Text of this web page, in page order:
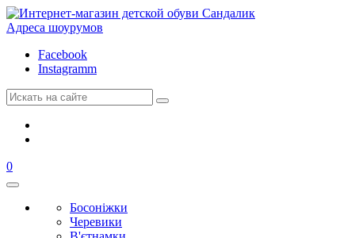
Адреса шоурумов
Facebook
Instagramm
0
Босоніжки
Черевики